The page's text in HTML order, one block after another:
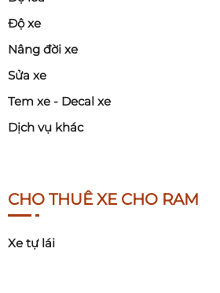
Độ xe
Nâng đời xe
Sửa xe
Tem xe - Decal xe
Dịch vụ khác
CHO THUÊ XE CHO RAM
Xe tự lái